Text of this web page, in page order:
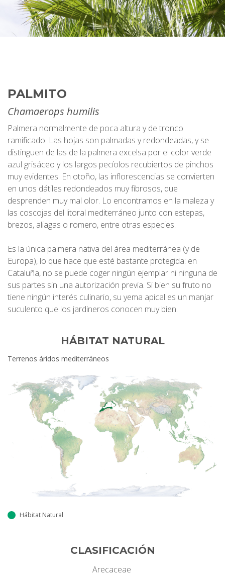
PALMITO
Chamaerops humilis
Palmera normalmente de poca altura y de tronco
ramificado. Las hojas son palmadas y redondeadas, y se
distinguen de las de la palmera excelsa por el color verde
azul grisáceo y los largos pecíolos recubiertos de pinchos
muy evidentes. En otoño, las inflorescencias se convierten
en unos dátiles redondeados muy fibrosos, que
desprenden muy mal olor. Lo encontramos en la maleza y
las coscojas del litoral mediterráneo junto con estepas,
brezos, aliagas o romero, entre otras especies.
Es la única palmera nativa del área mediterránea (y de
Europa), lo que hace que esté bastante protegida: en
Cataluña, no se puede coger ningún ejemplar ni ninguna de
sus partes sin una autorización previa. Si bien su fruto no
tiene ningún interés culinario, su yema apical es un manjar
suculento que los jardineros conocen muy bien.
HÁBITAT NATURAL
Terrenos áridos mediterráneos
Hábitat Natural
CLASIFICACIÓN
Arecaceae